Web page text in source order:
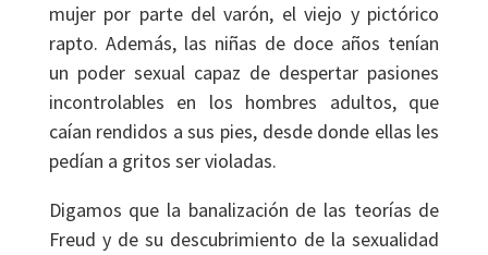
mujer por parte del varón, el viejo y pictórico
rapto. Además, las niñas de doce años tenían
un poder sexual capaz de despertar pasiones
incontrolables en los hombres adultos, que
caían rendidos a sus pies, desde donde ellas les
pedían a gritos ser violadas.
Digamos que la banalización de las teorías de
Freud y de su descubrimiento de la sexualidad